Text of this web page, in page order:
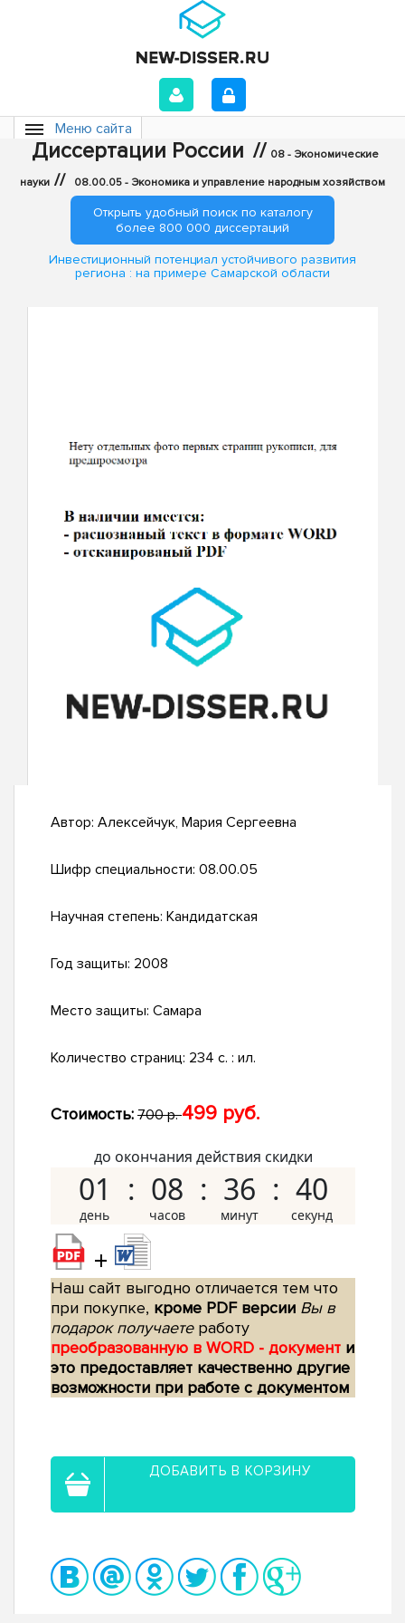
Меню сайта
Диссертации России // 08 - Экономические
науки // 08.00.05 - Экономика и управление народным хозяйством
Открыть удобный поиск по каталогу
более 800 000 диссертаций
Инвестиционный потенциал устойчивого развития
региона : на примере Самарской области
Автор: Алексейчук, Мария Сергеевна
Шифр специальности: 08.00.05
Научная степень: Кандидатская
Год защиты: 2008
Место защиты: Самара
Количество страниц: 234 с. : ил.
Стоимость: 700 р.499 руб.
до окончания действия скидки
01 08 36 39
+
Наш сайт выгодно отличается тем что
при покупке, кроме PDF версии Вы в
подарок получаетеработу
преобразованную в WORD - документ и
это предоставляет качественно другие
возможности при работе с документом
ДОБАВИТЬ В КОРЗИНУ